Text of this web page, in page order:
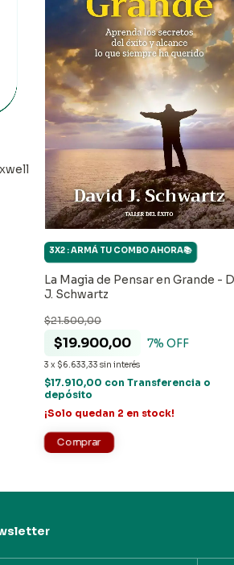
La Magia de Pensar en Grande -
J. Schwartz
$19.900,00
$21.500,00
7% OFF
3 x $6.633,33 sin interés
3X2 : ARMÁ TU COMBO AHORA📚
$17.910,00 con Transferencia o
depósito
¡Solo quedan 2 en stock!